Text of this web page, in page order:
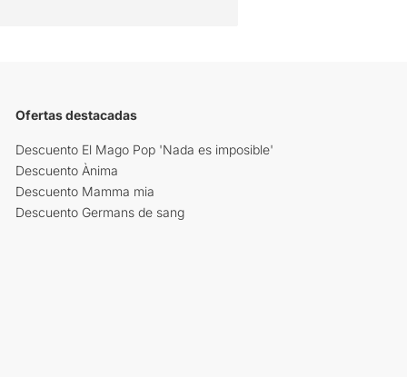
Ofertas destacadas
Descuento El Mago Pop 'Nada es imposible'
Descuento Ànima
Descuento Mamma mia
Descuento Germans de sang